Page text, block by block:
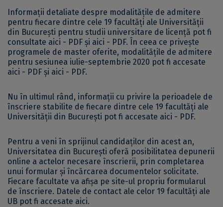
Informații detaliate despre modalitățile de admitere
pentru fiecare dintre cele 19 facultăți ale Universității
din București pentru studii universitare de licență pot fi
consultate aici - PDF și aici - PDF. În ceea ce privește
programele de master oferite, modalitățile de admitere
pentru sesiunea iulie-septembrie 2020 pot fi accesate
aici - PDF și aici - PDF.
Nu în ultimul rând, informații cu privire la perioadele de
înscriere stabilite de fiecare dintre cele 19 facultăți ale
Universității din București pot fi accesate aici - PDF.
Pentru a veni în sprijinul candidaților din acest an,
Universitatea din București oferă posibilitatea depunerii
online a actelor necesare înscrierii, prin completarea
unui formular și încărcarea documentelor solicitate.
Fiecare facultate va afișa pe site-ul propriu formularul
de înscriere. Datele de contact ale celor 19 facultăți ale
UB pot fi accesate aici.